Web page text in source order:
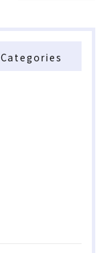
Categories